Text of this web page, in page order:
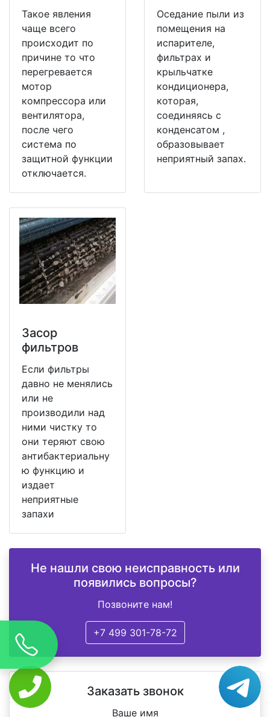
Такое явления
чаще всего
происходит по
причине то что
перегревается
мотор
компрессора или
вентилятора,
после чего
система по
защитной функции
отключается.
Оседание пыли из
помещения на
испарителе,
фильтрах и
крыльчатке
кондиционера,
которая,
соединяясь с
конденсатом ,
образовывает
неприятный запах.
Засор
фильтров
Если фильтры
давно не менялись
или не
производили над
ними чистку то
они теряют свою
антибактериальну
ю функцию и
издает
неприятные
запахи
Не нашли свою неисправность или
появились вопросы?
Позвоните нам!
+7 499 301-78-72
Заказать звонок
Ваше имя